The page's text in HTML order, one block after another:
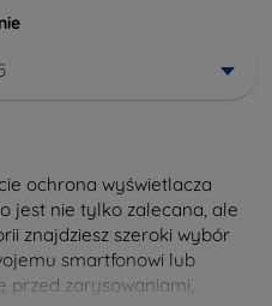
ochrona wyświetlacza
jest nie tylko zalecana, ale
znajdziesz szeroki wybór
smartfonowi lub
zarysowaniami,